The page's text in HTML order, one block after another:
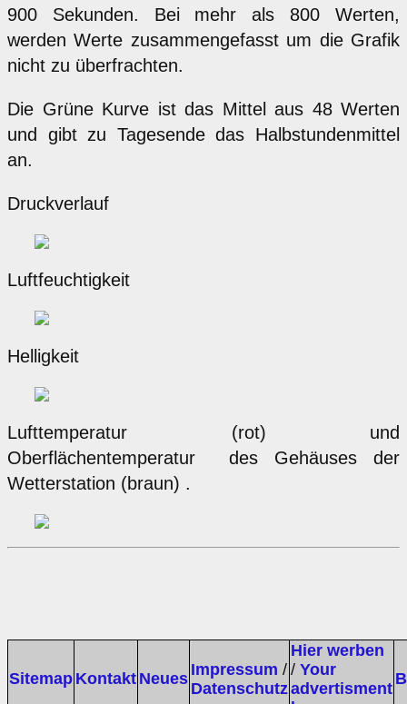
900 Sekunden. Bei mehr als 800 Werten,
werden Werte zusammengefasst um die Grafik
nicht zu überfrachten.
Die Grüne Kurve ist das Mittel aus 48 Werten
und gibt zu Tagesende das Halbstundenmittel
an.
Druckverlauf
Luftfeuchtigkeit
Helligkeit
Lufttemperatur (rot) und
Oberflächentemperatur des Gehäuses der
Wetterstation (braun) .
Sitemap Kontakt Neues Impressum /
Datenschutz
Hier werben
/ Your
advertisment